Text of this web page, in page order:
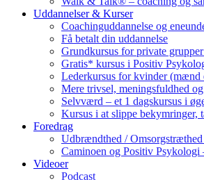
Uddannelser & Kurser
Coachinguddannelse og
Få betalt din uddannelse
Grundkursus for private
Gratis* kursus i Positiv
Lederkursus for kvinder (mænd
Mere trivsel, meningsfuldhed
Selvværd – et 1 dagskursus i
Kursus i at slippe bekymringer,
Foredrag
Udbrændthed / Omsorgstræthed
Caminoen og Positiv Psykologi
Videoer
Podcast